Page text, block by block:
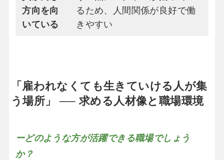
方向を向
いている
るため、人間関係が良好で働
きやすい
「雇われなくても生きていける人が集
う場所」 ── 求める人材像と職場環境
ーどのような方が活躍できる職場でしょう
か？